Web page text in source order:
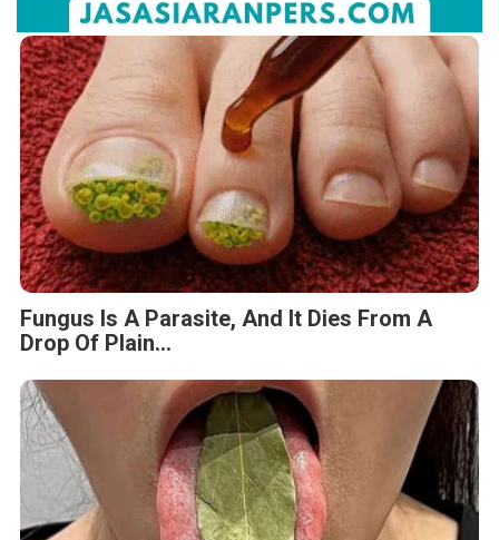
Fungus Is A Parasite, And It Dies From A
Drop Of Plain...